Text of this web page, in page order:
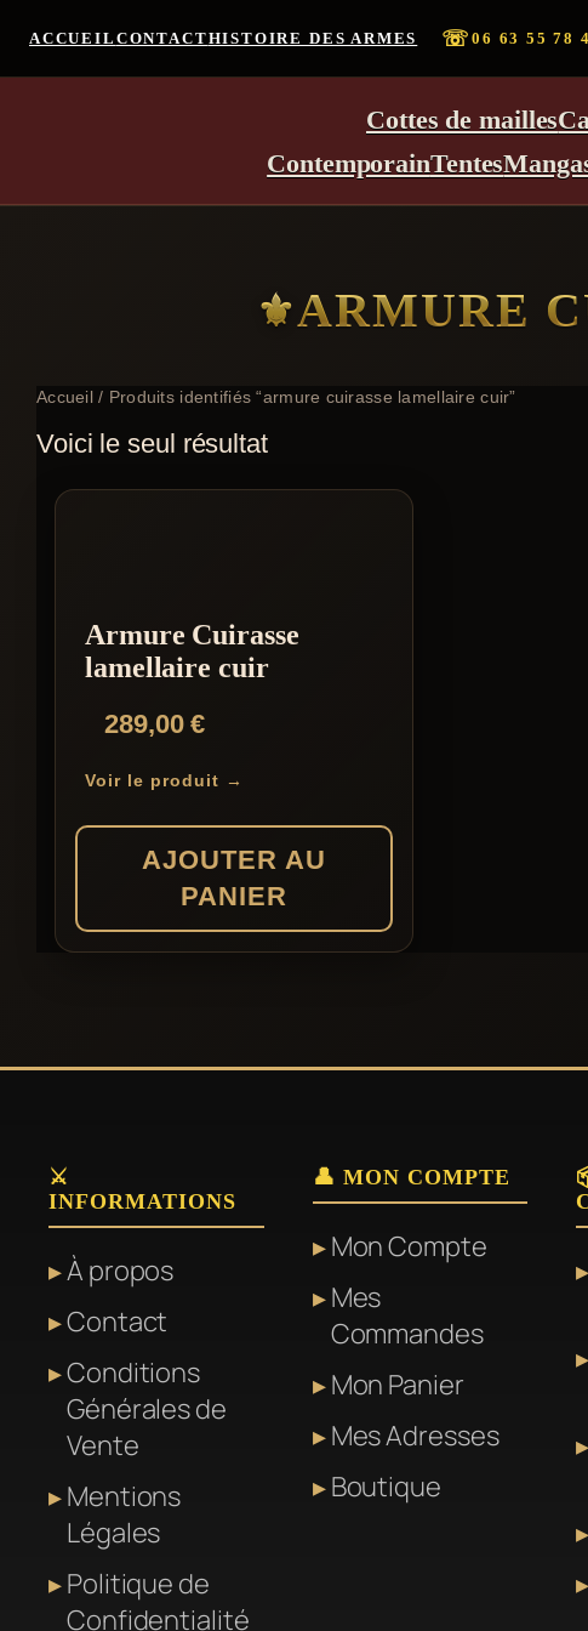
ACCUEIL CONTACTHISTOIRE DES ARMES ☏06 63 55 78
Cottes de mailles
ContemporainTentes
ARMURE
Accueil/ Produits identifiés “armure cuirasse lamellaire cuir”
Voici le seul résultat
Armure Cuirasse
lamellaire cuir
289,00€
Voir le produit →
AJOUTER AU
PANIER
⚔️
INFORMATIONS
À propos
Contact
Conditions
Générales de
Vente
Mentions
Légales
Politique de
Confidentialité
👤 MON COMPTE
Mon Compte
Mes
Commandes
Mon Panier
Mes Adresses
Boutique